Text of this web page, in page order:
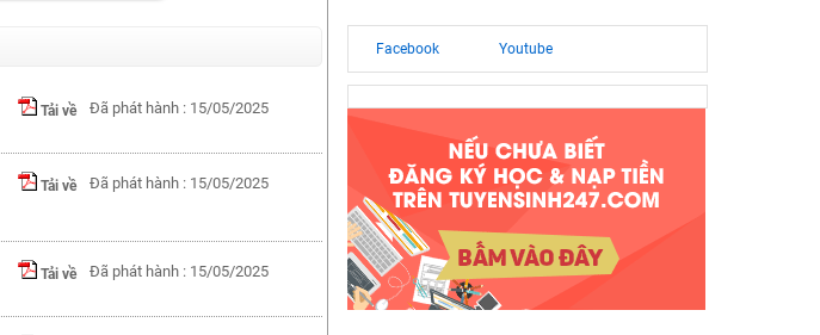
Tải về Đã phát hành : 15/05/2025
Tải về Đã phát hành : 15/05/2025
Tải về Đã phát hành : 15/05/2025
Facebook Youtube